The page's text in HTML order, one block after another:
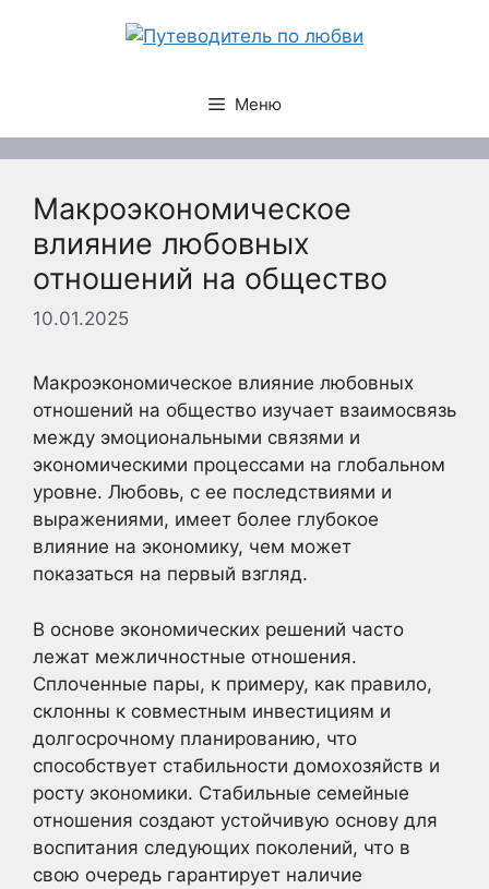
Меню
Макроэкономическое
влияние любовных
отношений на общество
10.01.2025
Макроэкономическое влияние любовных
отношений на общество изучает взаимосвязь
между эмоциональными связями и
экономическими процессами на глобальном
уровне. Любовь, с ее последствиями и
выражениями, имеет более глубокое
влияние на экономику, чем может
показаться на первый взгляд.
В основе экономических решений часто
лежат межличностные отношения.
Сплоченные пары, к примеру, как правило,
склонны к совместным инвестициям и
долгосрочному планированию, что
способствует стабильности домохозяйств и
росту экономики. Стабильные семейные
отношения создают устойчивую основу для
воспитания следующих поколений, что в
свою очередь гарантирует наличие